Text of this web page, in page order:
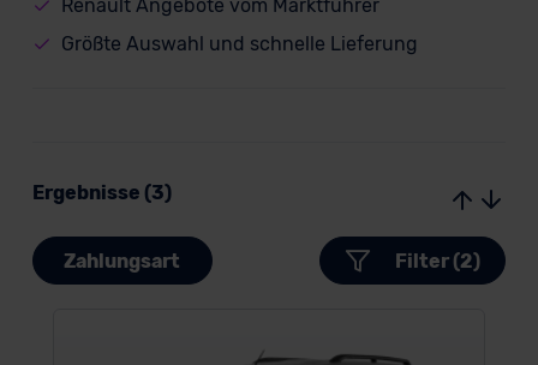
Renault Angebote vom Marktführer
Größte Auswahl und schnelle Lieferung
Ergebnisse (3)
Zahlungsart Filter (2)